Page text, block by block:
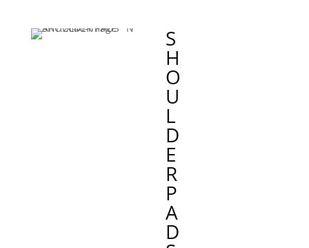
S
H
O
U
L
D
E
R
P
A
D